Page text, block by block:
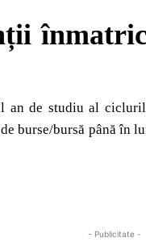
an de studiu al
burse/bursă până în
- Publicitate -